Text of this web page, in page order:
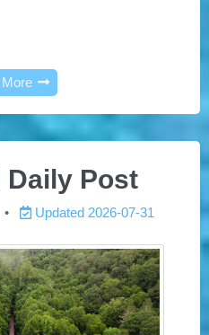
Daily Post
Updated 2026-07-31